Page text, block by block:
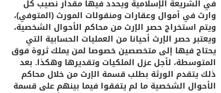
في الشريعة الإسلامية ويحدد فيها مقدار نصيب كل
وارث في أموال وعقارات ومنقولات المورث (المتوفي)،
ويتم استخراج حصر الإرث من محاكم الأحوال الشخصية،
ويعتبر حصر الإرث أحيانا من العمليات الحسابية التي
يحتاج فيها إلى متخصصين خصوصا لمن يملك ثروة فوق
المتوسطة، لأجل عزل الملكيات وتقديرها وهكذا. بعد
ذلك يتقدم الورثة بطلب قسمة الإرث من خلال محاكم
الأحوال الشخصية ما لم يتفقوا فيما بينهم على قسمة